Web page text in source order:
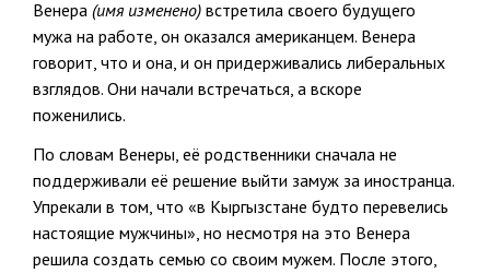
Венера (имя изменено) встретила своего будущего
мужа на работе, он оказался американцем. Венера
говорит, что и она, и он придерживались либеральных
взглядов. Они начали встречаться, а вскоре
поженились.
По словам Венеры, её родственники сначала не
поддерживали её решение выйти замуж за иностранца.
Упрекали в том, что «в Кыргызстане будто перевелись
настоящие мужчины», но несмотря на это Венера
решила создать семью со своим мужем. После этого,